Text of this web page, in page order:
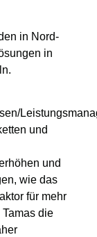
in Nord-
in
und
und
wie das
für mehr
die